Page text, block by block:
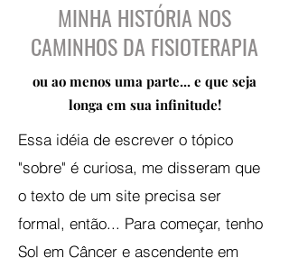
MINHA HISTÓRIA NOS
CAMINHOS DA FISIOTERAPIA
ou ao menos uma parte... e que seja
longa em sua infinitude!
Essa idéia de escrever o tópico
"sobre" é curiosa, me disseram que
o texto de um site precisa ser
formal, então... Para começar, tenho
Sol em Câncer e ascendente em